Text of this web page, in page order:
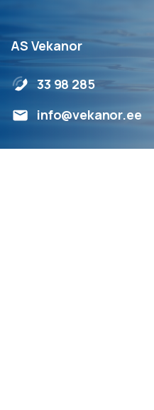
AS Vekanor
33 98 285
info@vekanor.ee